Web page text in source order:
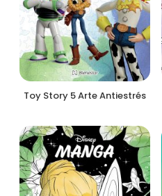
Toy Story 5 Arte Antiestrés